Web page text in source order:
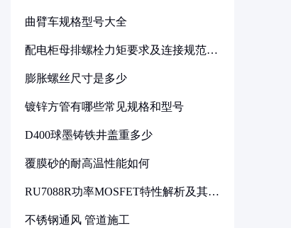
曲臂车规格型号大全
配电柜母排螺栓力矩要求及连接规范详
膨胀螺丝尺寸是多少
镀锌方管有哪些常见规格和型号
D400球墨铸铁井盖重多少
覆膜砂的耐高温性能如何
RU7088R功率MOSFET特性解析及其在
不锈钢通风 管道施工